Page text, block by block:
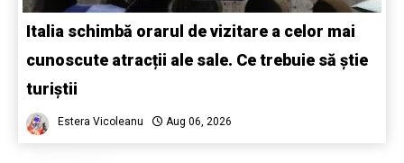
Italia schimbă orarul de vizitare a celor mai
cunoscute atracții ale sale. Ce trebuie să știe
turiștii
Estera Vicoleanu Aug 06, 2026